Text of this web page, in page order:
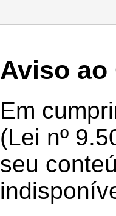
Aviso ao
Em
(Lei nº
seu